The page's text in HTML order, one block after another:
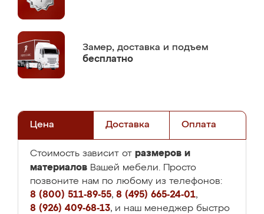
Замер, доставка и подъем
бесплатно
Цена Доставка Оплата
Стоимость зависит от размеров и
материалов Вашей мебели. Просто
позвоните нам по любому из телефонов:
8 (800) 511-89-55, 8 (495) 665-24-01,
8 (926) 409-68-13, и наш менеджер быстро